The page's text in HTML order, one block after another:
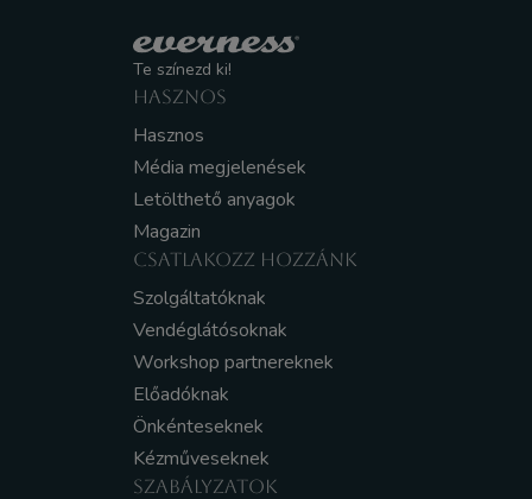
Te színezd ki!
HASZNOS
Hasznos
Média megjelenések
Letölthető anyagok
Magazin
CSATLAKOZZ HOZZÁNK
Szolgáltatóknak
Vendéglátósoknak
Workshop partnereknek
Előadóknak
Önkénteseknek
Kézműveseknek
SZABÁLYZATOK